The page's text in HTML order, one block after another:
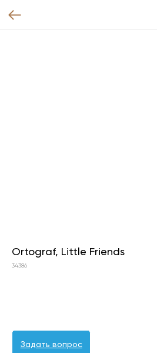
Ortograf, Little Friends
34386
Задать вопрос